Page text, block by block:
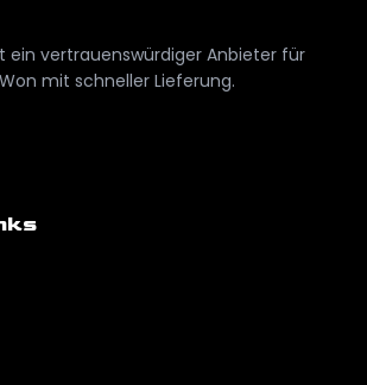
ein vertrauenswürdiger Anbieter für
mit schneller Lieferung.